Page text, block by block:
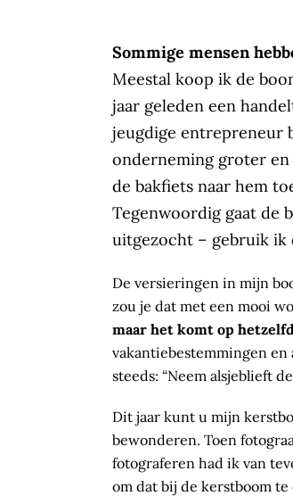
Sommige mensen
Meestal koop ik de
jaar geleden een
jeugdige entrepreneur
onderneming groter
de bakfiets naar hem
Tegenwoordig gaat de
uitgezocht – gebruik ik
De versieringen in mijn
zou je dat met een mooi
maar het komt op
vakantiebestemmingen en
steeds: “Neem alsjeblieft
Dit jaar kunt u mijn
bewonderen. Toen
fotograferen had ik van
om dat bij de kerstboom